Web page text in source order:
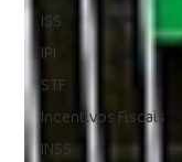
ISS
IPI
STF
Incentivos Fiscais
INSS